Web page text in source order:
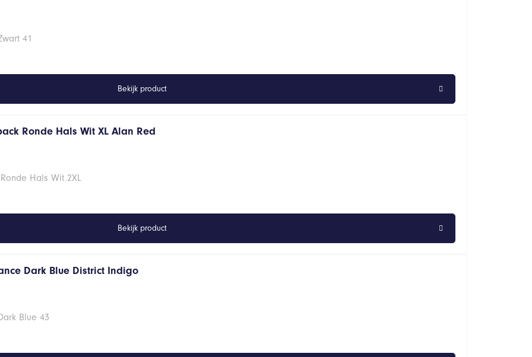
41
Bekijk product
Ronde Hals Wit XL Alan Red
Hals Wit 2XL
Bekijk product
Dark Blue District Indigo
Blue 43